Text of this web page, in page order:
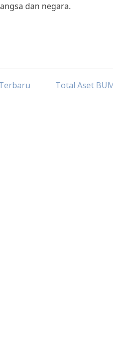
dan negara.
Total Aset